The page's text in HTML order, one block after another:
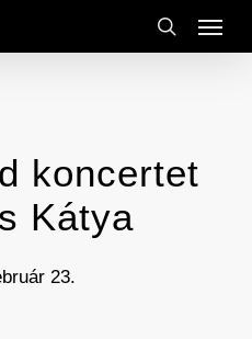
search
Menu
koncertet
Kátya
23.